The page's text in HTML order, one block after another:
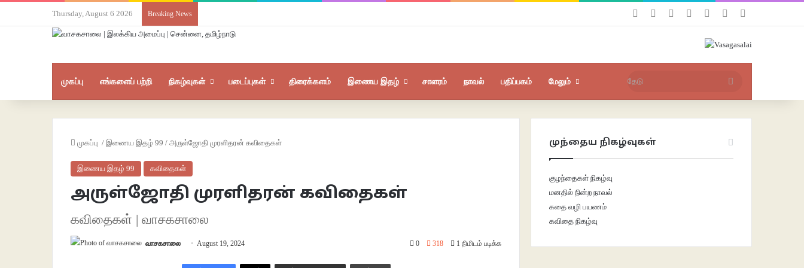
Thursday, August 6 2026 Breaking News Facebook YouTubeInstagramபுகுபதிகைசீரற்ற பதிவுகள்
முகப்பு எங்களைப் பற்றி நிகழ்வுகள் படைப்புகள் திரைக்களம் இணைய இதழ் சாளரம் நாவல் பதிப்பகம் மேலும்
முகப்பு / இணைய இதழ் 99 / அருள்ஜோதி முரளிதரன் கவிதைகள்
இணைய இதழ் 99 கவிதைகள்
அருள்ஜோதி முரளிதரன் கவிதைகள்
கவிதைகள் | வாசகசாலை
வாசகசாலை August 19, 2024 0 318 1 நிமிடம் படிக்க
முந்தைய நிகழ்வுகள்
குழந்தைகள் நிகழ்வு
மனதில் நின்ற நாவல்
கதை வழி பயணம்
கவிதை நிகழ்வு